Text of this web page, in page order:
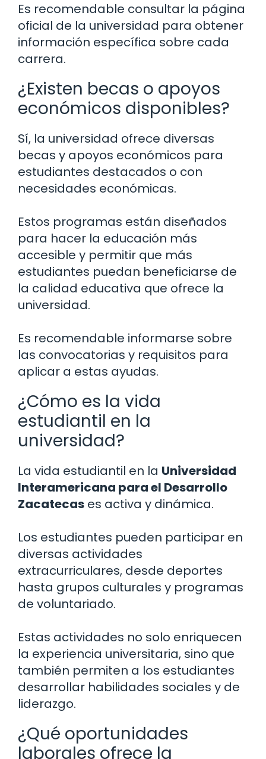
Es recomendable consultar la página
oficial de la universidad para obtener
información específica sobre cada
carrera.
¿Existen becas o apoyos
económicos disponibles?
Sí, la universidad ofrece diversas
becas y apoyos económicos para
estudiantes destacados o con
necesidades económicas.
Estos programas están diseñados
para hacer la educación más
accesible y permitir que más
estudiantes puedan beneficiarse de
la calidad educativa que ofrece la
universidad.
Es recomendable informarse sobre
las convocatorias y requisitos para
aplicar a estas ayudas.
¿Cómo es la vida
estudiantil en la
universidad?
La vida estudiantil en la Universidad
Interamericana para el Desarrollo
Zacatecas es activa y dinámica.
Los estudiantes pueden participar en
diversas actividades
extracurriculares, desde deportes
hasta grupos culturales y programas
de voluntariado.
Estas actividades no solo enriquecen
la experiencia universitaria, sino que
también permiten a los estudiantes
desarrollar habilidades sociales y de
liderazgo.
¿Qué oportunidades
laborales ofrece la